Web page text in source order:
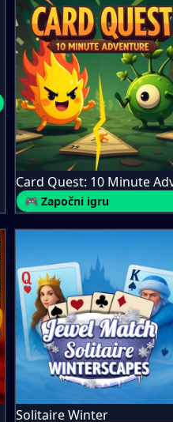
🎮 Započni igru
Solitaire Winter